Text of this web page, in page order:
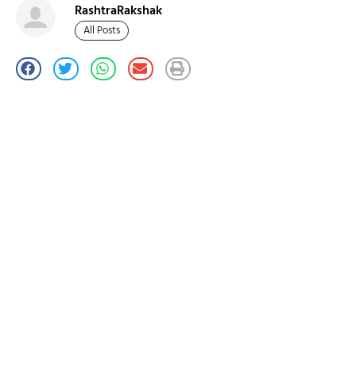
RashtraRakshak
All Posts